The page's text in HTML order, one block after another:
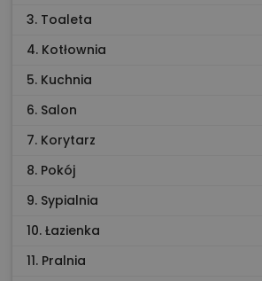
3. Toaleta
4. Kotłownia
5. Kuchnia
6. Salon
7. Korytarz
8. Pokój
9. Sypialnia
10. Łazienka
11. Pralnia